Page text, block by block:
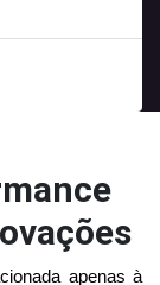
apenas à